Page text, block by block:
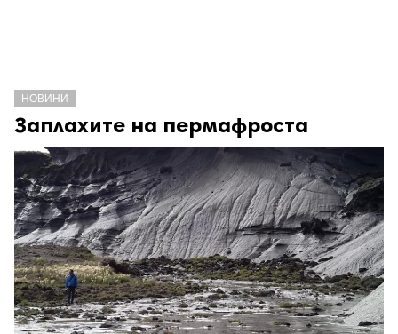
НОВИНИ
Заплахите на пермафроста